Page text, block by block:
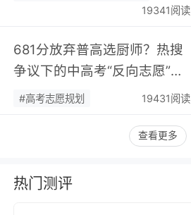
19341阅读
681分放弃普高选厨师？热搜
争议下的中高考“反向志愿”
潮，藏着职业规划新逻辑…
#高考志愿规划 19431阅读
查看更多
热门测评